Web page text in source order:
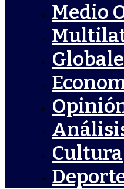
Medio
Cultura